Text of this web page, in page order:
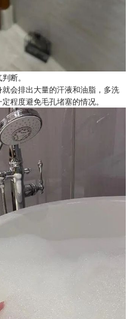
断。
会排出大量的汗液和油脂，多洗
程度避免毛孔堵塞的情况。